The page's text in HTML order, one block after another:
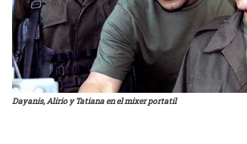
Dayanis, Alirio yTatiana en el mixer portatil